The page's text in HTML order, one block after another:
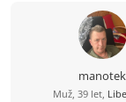
manotek
Muž, 39 let,